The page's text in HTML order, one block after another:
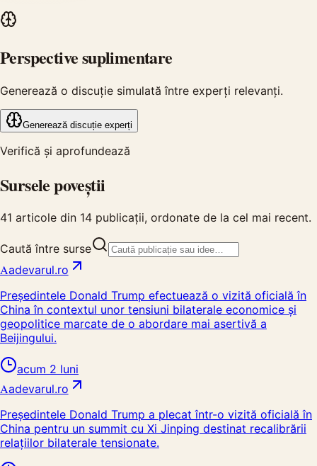
Perspective suplimentare
Generează o discuție simulată între experți relevanți.
Generează discuție experți
Verifică și aprofundează
Sursele poveștii
41 articole din 14 publicații, ordonate de la cel mai recent.
Caută între surse
Aadevarul.ro
Președintele Donald Trump efectuează o vizită oficială în
China în contextul unor tensiuni bilaterale economice și
geopolitice marcate de o abordare mai asertivă a
Beijingului.
acum 2 luni
Aadevarul.ro
Președintele Donald Trump a plecat într-o vizită oficială în
China pentru un summit cu Xi Jinping destinat recalibrării
relațiilor bilaterale tensionate.